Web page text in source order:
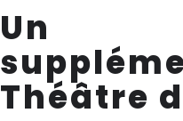
Un
Théâtre